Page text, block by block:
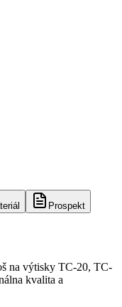
Prospekt
na výtisky TC-20, TC-
kvalita a